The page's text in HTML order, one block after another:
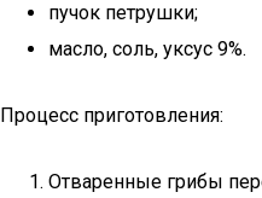
пучок петрушки;
масло, соль, уксус 9%.
Процесс приготовления:
Отваренные грибы